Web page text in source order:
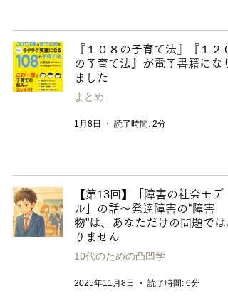
『１０８の子育て法』『１２０
の子育て法』が電子書籍になり
ました
まとめ
1月8日 読了時間: 2分
【第13回】「障害の社会モデ
ル」の話〜発達障害の"障害
物”は、あなただけの問題では
りません
10代のための凸凹学
2025年11月8日 読了時間: 6分